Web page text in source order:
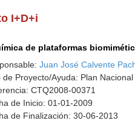
I+D+i
de plataformas
Juan José Calvente
de Proyecto/Ayuda: Plan
CTQ2008-00371
de Inicio: 01-01-2009
de Finalización: 30-06-2013